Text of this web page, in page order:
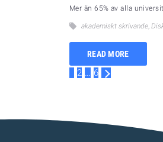
Mer än 65% av alla
akademiskt skrivande,
READ MORE
2 … 6